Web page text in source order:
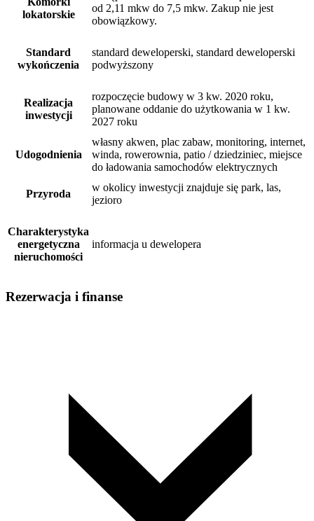
lokatorskie
od 2,11 mkw do 7,5 mkw. Zakup nie jest
obowiązkowy.
Standard
wykończenia
standard deweloperski, standard deweloperski
podwyższony
Realizacja
inwestycji
rozpoczęcie budowy w 3 kw. 2020 roku,
planowane oddanie do użytkowania w 1 kw.
2027 roku
Udogodnienia
własny akwen, plac zabaw, monitoring, internet,
winda, rowerownia, patio / dziedziniec, miejsce
do ładowania samochodów elektrycznych
Przyroda
w okolicy inwestycji znajduje się park, las,
jezioro
Charakterystyka
energetyczna
nieruchomości
informacja u dewelopera
Rezerwacja i finanse